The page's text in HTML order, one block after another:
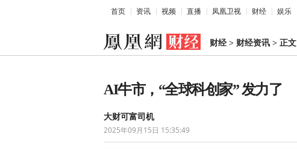
首页 资讯 视频 直播 凤凰卫视 财经 娱乐
财经> 财经资讯 > 正文
AI牛市，“全球科创家” 发力了
大财可富司机
2025年09月15日 15:35:49